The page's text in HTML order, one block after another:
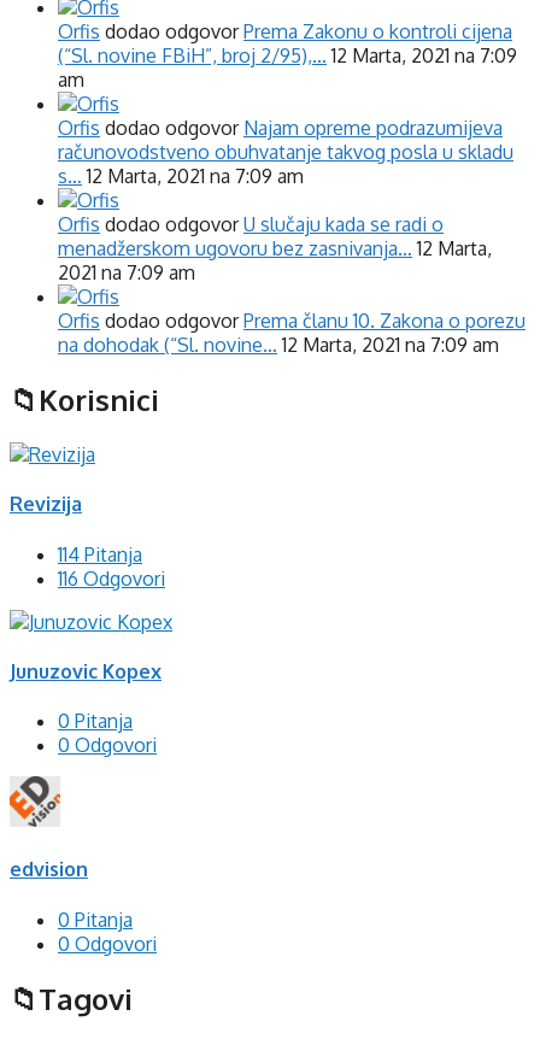
Orfis dodao odgovorPrema Zakonu o kontroli cijena
(“Sl. novine FBiH”, broj 2/95),… 12 Marta, 2021 na 7:09
am
Orfis dodao odgovor Najam opreme podrazumijeva
računovodstveno obuhvatanje takvog posla u skladu
s… 12 Marta, 2021 na 7:09 am
Orfis dodao odgovorU slučaju kada se radi o
menadžerskom ugovoru bez zasnivanja… 12 Marta,
2021 na 7:09 am
Orfis dodao odgovorPrema članu 10. Zakona o porezu
na dohodak (“Sl. novine… 12 Marta, 2021 na 7:09 am
Korisnici
Revizija
114 Pitanja
116 Odgovori
Junuzovic Kopex
0 Pitanja
0 Odgovori
edvision
0 Pitanja
0 Odgovori
Tagovi